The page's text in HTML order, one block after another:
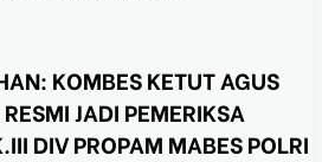
KOMBES KETUT AGUS
JADI PEMERIKSA
DIV PROPAM MABES POLRI